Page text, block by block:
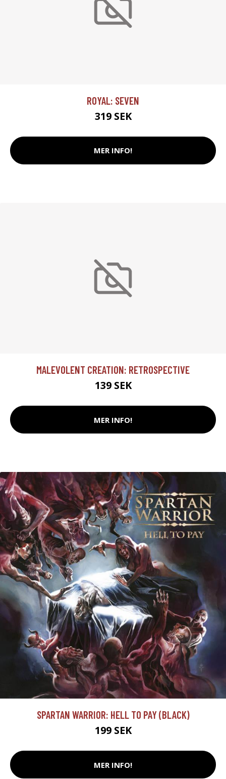
ROYAL: SEVEN
319 SEK
MER INFO!
MALEVOLENT CREATION: RETROSPECTIVE
139 SEK
MER INFO!
SPARTAN WARRIOR: HELL TO PAY (BLACK)
199 SEK
MER INFO!